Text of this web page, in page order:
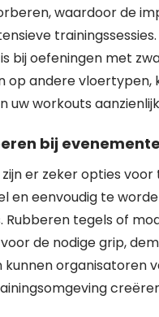
waardoor de
bij oefeningen met
op andere
uw workouts
bij
er zeker opties voor
en eenvoudig te
Rubberen tegels of
de nodige grip,
organisatoren